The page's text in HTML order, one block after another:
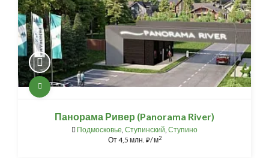
Панорама Ривер (Panorama River)
Подмосковье, Ступинский, Ступино
От4,5 млн. ⃏/ м2